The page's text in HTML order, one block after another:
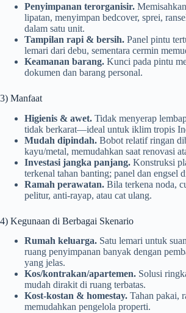
Penyimpanan terorganisir.
lipatan, menyimpan bedcover, sprei,
dalam satu unit.
Tampilan rapi & bersih. Panel pintu
lemari dari debu, sementara cermin
Keamanan barang. Kunci pada pintu
dokumen dan barang personal.
3) Manfaat
Higienis & awet. Tidak menyerap
tidak berkarat—ideal untuk iklim tropis
Mudah dipindah. Bobot relatif ringan
kayu/metal, memudahkan saat renovasi
Investasi jangka panjang. Konstruksi
terkenal tahan banting; panel dan engsel
Ramah perawatan. Bila terkena noda,
pelitur, anti-rayap, atau cat ulang.
4) Kegunaan di Berbagai Skenario
Rumah keluarga. Satu lemari untuk
ruang penyimpanan banyak dengan
yang jelas.
Kos/kontrakan/apartemen. Solusi
mudah dirakit di ruang terbatas.
Kost-kostan & homestay. Tahan pakai,
memudahkan pengelola properti.